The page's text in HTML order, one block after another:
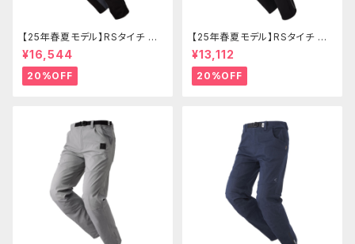
【25年春夏モデル】RSタイチ RS
Y272 クイックドライメッシュパ
ンツ
¥16,544
20%OFF
【25年春夏モデル】RSタイチ RS
Y271 クイックドライストレート
パンツ
¥13,112
20%OFF